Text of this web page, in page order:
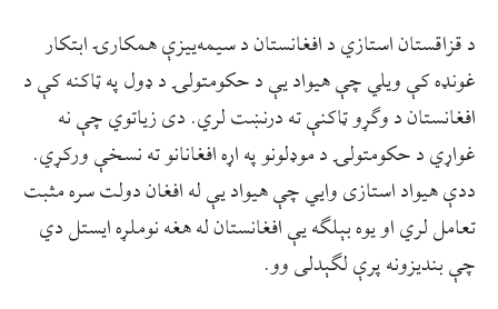
د قزاقستان استازي د افغانستان د سیمه‌ییزې همکارۍ ابتکار
غونډه کې ویلي چې هیواد یې د حکومتولۍ د ډول په ټاکنه کې د
افغانستان د وګړو ټاکنې ته درنښت لري. دی زیاتوي چې نه
غواړي د حکومتولۍ د موډلونو په اړه افغانانو ته نسخې ورکړي.
ددې هیواد استازی وایي چې هیواد یې له افغان دولت سره مثبت
تعامل لري او یوه بېلګه یې افغانستان له هغه نوملړه ایستل دي
چې بندیزونه پرې لګېدلی وو.